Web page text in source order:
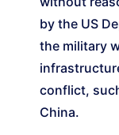
by the US
the military
conflict,
China.